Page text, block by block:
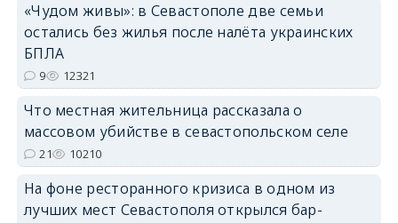
erid: 2SDnjdvhGXG
«Чудом живы»: в Севастополе две семьи
остались без жилья после налёта украинских
БПЛА
9 12321
Что местная жительница рассказала о
массовом убийстве в севастопольском селе
21 10210
На фоне ресторанного кризиса в одном из
лучших мест Севастополя открылся бар-